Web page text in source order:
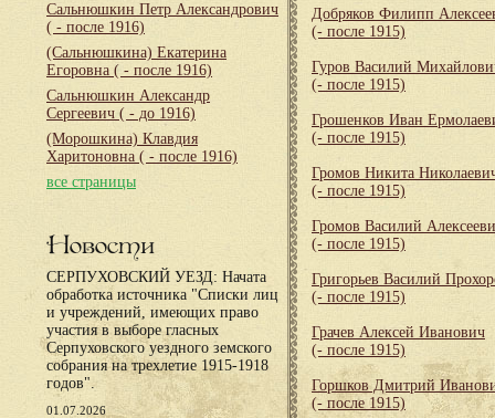
Сальнюшкин Петр Александрович
( - после 1916)
(Сальнюшкина) Екатерина
Егоровна ( - после 1916)
Сальнюшкин Александр
Сергеевич ( - до 1916)
(Морошкина) Клавдия
Харитоновна ( - после 1916)
все страницы
Новости
СЕРПУХОВСКИЙ УЕЗД: Начата
обработка источника "Списки лиц
и учреждений, имеющих право
участия в выборе гласных
Серпуховского уездного земского
собрания на трехлетие 1915-1918
годов".
01.07.2026
Добряков Филипп
(- после 1915)
Гуров Василий
(- после 1915)
Грошенков Иван
(- после 1915)
Громов Никита
(- после 1915)
Громов Василий
(- после 1915)
Григорьев Василий
(- после 1915)
Грачев Алексей Иванович
(- после 1915)
Горшков Дмитрий
(- после 1915)